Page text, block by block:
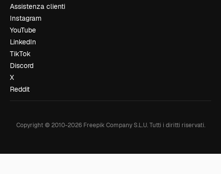
Assistenza clienti
Instagram
YouTube
LinkedIn
TikTok
Discord
X
Reddit
Copyright © 2010-2026Freepik Company S.L.U. Tutti i diritti riservati.